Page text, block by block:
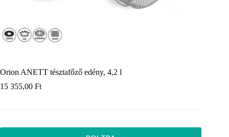
Orion ANETT tésztafőző edény, 4,2 l
15 355,00 Ft